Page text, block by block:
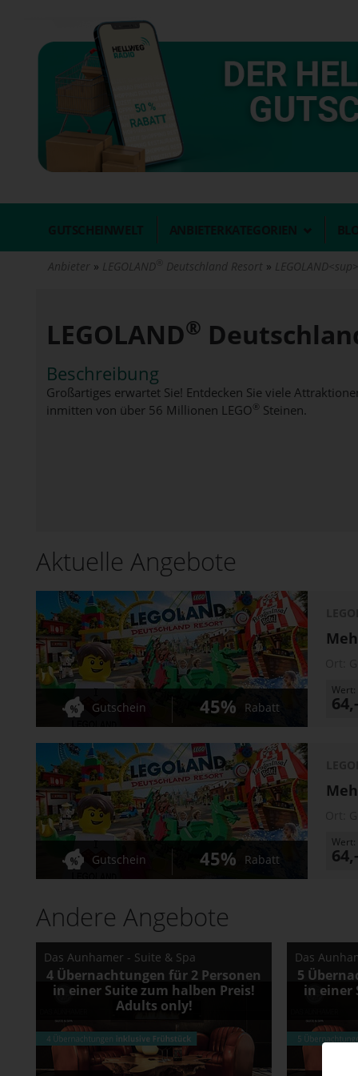
Anbieter LEGOLAND Deutschland Resort
LEGOLAND®
Beschreibung
Großartiges erwartet Sie! Entdecken Sie viele
inmitten von über 56 Millionen LEGO ® Steinen.
Aktuelle Angebote
Gutschein 45% Rabatt
Wert:
Gutschein 45% Rabatt
Wert:
Andere Angebote
Das Aunhamer - Suite & Spa
4 Übernachtungen für 2 Personen
in einer Suite zum halben Preis!
Adults only!
Das
5
in einer